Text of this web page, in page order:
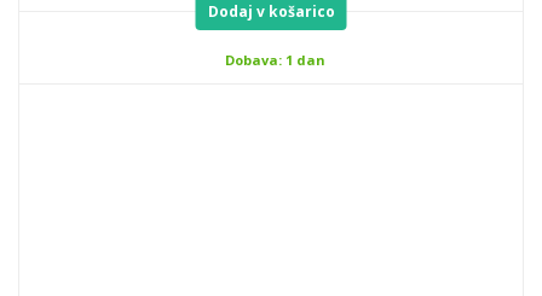
Dodaj v košarico
Dobava: 1 dan